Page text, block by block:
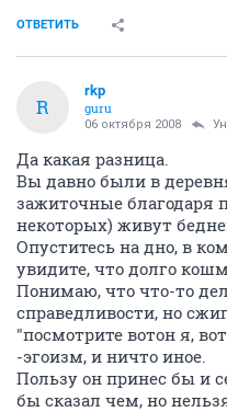
ОТВЕТИТЬ
R
rkp
guru
06 октября 2008
Да какая разница.
Вы давно были в
зажиточные благодаря
некоторых) живут
Опуститесь на дно, в
увидите, что долго
Понимаю, что что-то
справедливости, но
"посмотрите вотон я,
-эгоизм, и ничто иное.
Пользу он принес бы и
бы сказал чем, но